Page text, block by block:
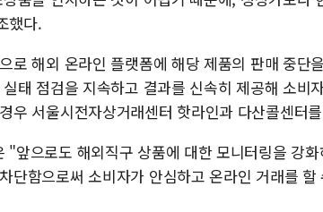
했다.
로 해외 온라인 플랫폼에 해당 제품의 판매 중단
태 점검을 지속하고 결과를 신속히 제공해 소비
우 서울시전자상거래센터 핫라인과 다산콜센터
"앞으로도 해외직구 상품에 대한 모니터링을 강
단함으로써 소비자가 안심하고 온라인 거래를